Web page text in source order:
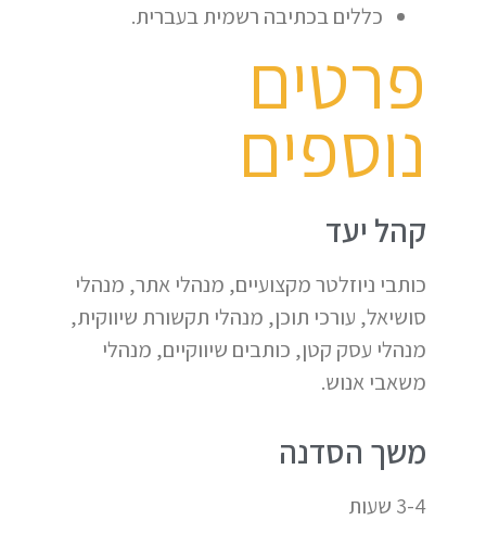
כללים בכתיבה רשמית בעברית.
פרטים
נוספים
קהל יעד
כותבי ניוזלטר מקצועיים, מנהלי אתר, מנהלי
סושיאל, עורכי תוכן, מנהלי תקשורת שיווקית,
מנהלי עסק קטן, כותבים שיווקיים, מנהלי
משאבי אנוש.
משך הסדנה
3-4 שעות